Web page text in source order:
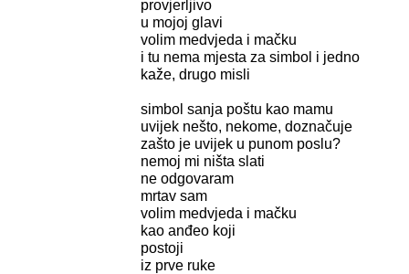
provjerljivo
u mojoj glavi
volim medvjeda i mačku
i tu nema mjesta za simbol i jedno
kaže, drugo misli
simbol sanja poštu kao mamu
uvijek nešto, nekome, doznačuje
zašto je uvijek u punom poslu?
nemoj mi ništa slati
ne odgovaram
mrtav sam
volim medvjeda i mačku
kao anđeo koji
postoji
iz prve ruke